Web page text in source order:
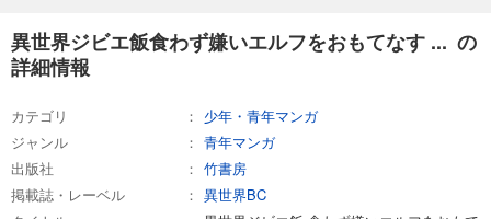
試し読み
異世界ジビエ飯食わず嫌いエルフをおもてなす ... の
詳細情報
カテゴリ
少年・青年マンガ
ジャンル
青年マンガ
出版社
竹書房
掲載誌・レーベル
異世界BC